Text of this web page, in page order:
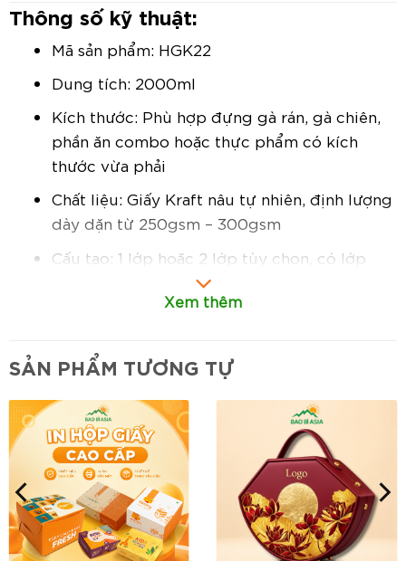
Thông số kỹ thuật:
Mã sản phẩm: HGK22
Dung tích: 2000ml
Kích thước: Phù hợp đựng gà rán, gà chiên,
phần ăn combo hoặc thực phẩm có kích
thước vừa phải
Chất liệu: Giấy Kraft nâu tự nhiên, định lượng
dày dặn từ 250gsm – 300gsm
Cấu tạo: 1 lớp hoặc 2 lớp tùy chọn, có lớp
chống thấm dầu mỡ bên trong
Hình dáng: Dạng hộp vuông hoặc chữ nhật
In ấn: Hỗ trợ in logo, slogan hoặc họa tiết
nhận diện thương hiệu
Đặc điểm nổi bật:
Thiết kế hộp nhỏ gọn, tiện lợi:Kích thước
lý tưởng đựng gà rán phần nhỏ, đồ ăn nhanh
hoặc phần ăn riêng, dễ đóng mở, tiện lợi
mang đi.
Xem thêm
SẢN PHẨM TƯƠNG TỰ